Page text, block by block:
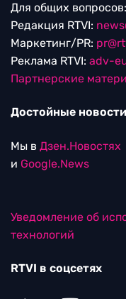
Для общих вопросов:
Редакция RTVI:
Маркетинг/PR:
Реклама RTVI: adv-
Партнерские
Достойные новости
Мы в Дзен.Новостях
и Google.News
Уведомление об
технологий
RTVI в соцсетях